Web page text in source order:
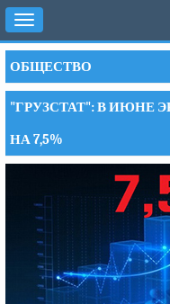
Toggle
navigation
ОБЩЕСТВО
"ГРУЗСТАТ": В ИЮНЕ
НА 7,5%